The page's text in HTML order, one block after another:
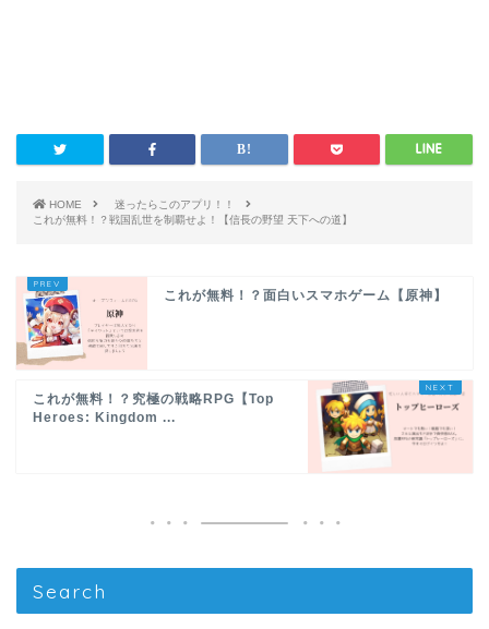
HOME
迷ったらこのアプリ！！
これが無料！？戦国乱世を制覇せよ！【信長の野望 天下への道】
これが無料！？面白いスマホゲーム【原神】
これが無料！？究極の戦略RPG【Top
Heroes: Kingdom ...
Search